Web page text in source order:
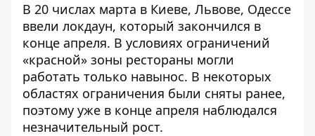
В 20 числах марта в Киеве, Львове, Одессе
ввели локдаун, который закончился в
конце апреля. В условиях ограничений
«красной» зоны рестораны могли
работать только навынос. В некоторых
областях ограничения были сняты ранее,
поэтому уже в конце апреля наблюдался
незначительный рост.